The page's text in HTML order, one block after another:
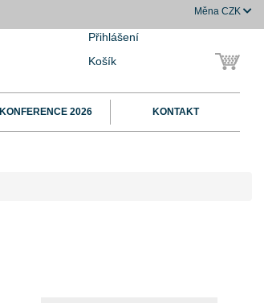
Měna CZK
Přihlášení
Košík
KONFERENCE 2026 KONTAKT